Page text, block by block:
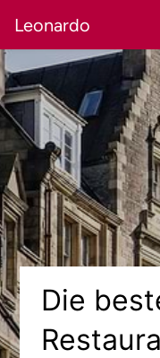
Leonardo
Die